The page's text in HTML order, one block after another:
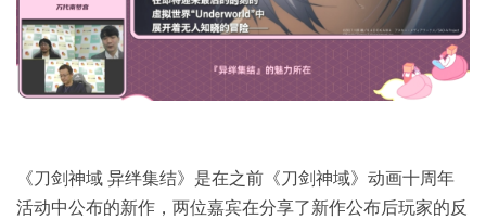
《刀剑神域 异绊集结》是在之前《刀剑神域》动画十周年
活动中公布的新作，两位嘉宾在分享了新作公布后玩家的反